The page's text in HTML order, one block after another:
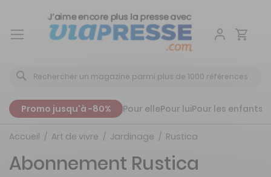
Aller
Promo jusqu'à -80% Pour ellePour luiPour les enfants
Accueil Art de vivre Jardinage Rustica
Abonnement Rustica